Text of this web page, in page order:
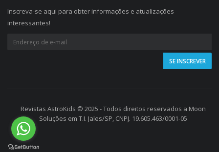
Inscreva-se aqui para obter informações e atualizações
interessantes!
Revistas AstroKids © 2025 - Todos direitos reservados a Moon
Soluções em T.I. Jales/SP, CNPJ. 19.605.463/0001-05